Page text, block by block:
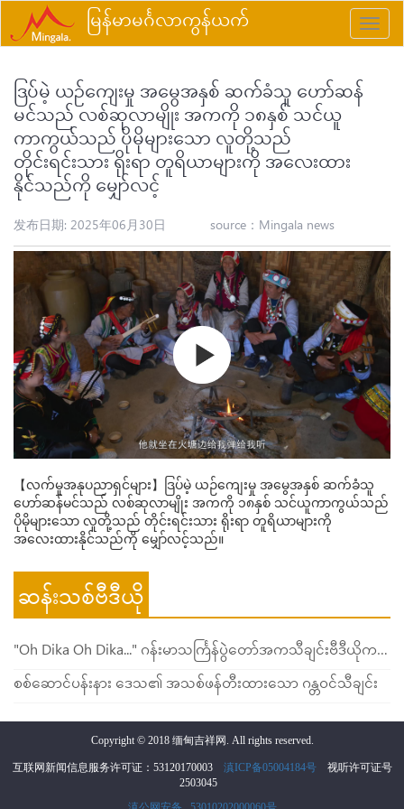
Toggle
မြန်မာမင်္ဂလာကွန်ယက်
ဒြပ်မဲ့ ယဉ်ကျေးမှု အမွေအနှစ် ဆက်ခံသူ ဟော်ဆန်
မင်သည် လစ်ဆုလာမျိုး အကကို ၁၈နှစ် သင်ယူ
ကာကွယ်သည် ပိုမိုများသော လူတို့သည်
တိုင်းရင်းသား ရိုးရာ တူရိယာများကို အလေးထား
နိုင်သည်ကို မျှော်လင့်
发布日期: 2025年06月30日 source： Mingala news
【လက်မှုအနုပညာရှင်များ】ဒြပ်မဲ့ ယဉ်ကျေးမှု အမွေအနှစ် ဆက်ခံသူ
ဟော်ဆန်မင်သည် လစ်ဆုလာမျိုး အကကို ၁၈နှစ် သင်ယူကာကွယ်သည်
ပိုမိုများသော လူတို့သည် တိုင်းရင်းသား ရိုးရာ တူရိယာများကို
အလေးထားနိုင်သည်ကို မျှော်လင့်သည်။
ဆန်းသစ်ဗီဒီယို
"Oh Dika Oh Dika..." ဂန်းမာသင်္ကြန်ပွဲတော်အကသီချင်းဗီဒီယိုကတော့ ဒီနှစ်မှာ အားလုံးစောင့်မျှော်နေကြတဲ့ သီချင်းလေး ထွက်ရှိလာပြီဖြစ်ပါသည်။
စစ်ဆောင်ပန်းနား ဒေသ၏ အသစ်ဖန်တီးထားသော ဂန္တဝင်သီချင်း
Copyright © 2018 缅甸吉祥网. All rights reserved.
互联网新闻信息服务许可证：53120170003 滇ICP备05004184号视听许可证号
2503045